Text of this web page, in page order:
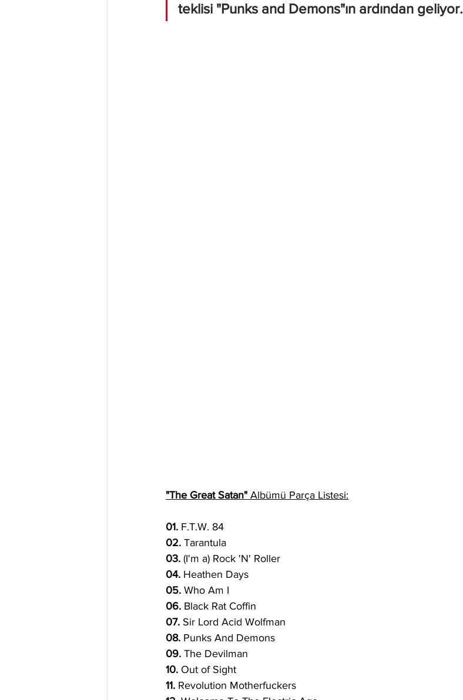
teklisi "Punks and Demons"ın ardından geliyor.
"The Great Satan" Albümü Parça Listesi:
01. F.T.W. 84
02. Tarantula
03. (I'm a) Rock 'N' Roller
04. Heathen Days
05. Who Am I
06. Black Rat Coffin
07. Sir Lord Acid Wolfman
08. Punks And Demons
09. The Devilman
10. Out of Sight
11. Revolution Motherfuckers